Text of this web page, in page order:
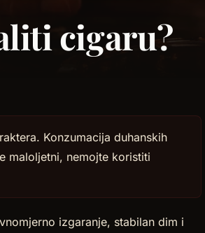
cigaru?
Konzumacija duhanskih
maloljetni, nemojte koristiti
izgaranje, stabilan dim i